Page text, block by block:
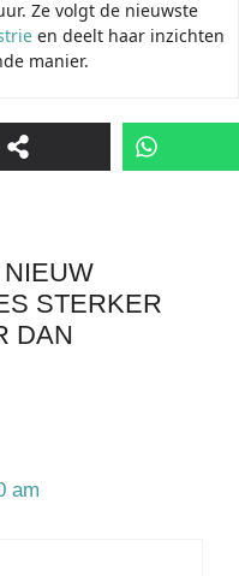
Ze volgt de nieuwste
en deelt haar inzichten
manier.
STERKER
DAN
am